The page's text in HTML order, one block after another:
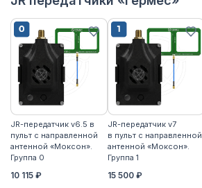
JR-передатчик v6.5 в
пульт с направленной
антенной «Моксон».
Группа 0
10 115 ₽
JR-передатчик v7
в пульт с направленной
антенной «Моксон».
Группа 1
15 500 ₽